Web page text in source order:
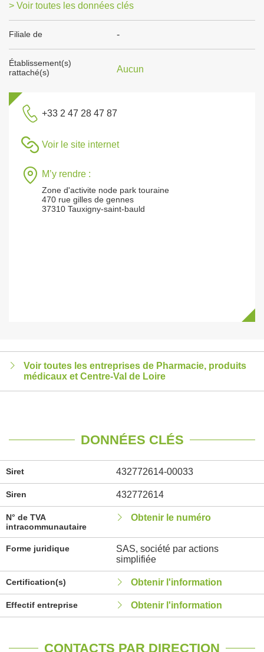
> Voir toutes les données clés
Filiale de -
Établissement(s)
rattaché(s)
Aucun
+33 2 47 28 47 87
Voir le site internet
M’y rendre :
Zone d'activite node park touraine
470 rue gilles de gennes
37310 Tauxigny-saint-bauld
Voir toutes les entreprises de Pharmacie, produits
médicaux et Centre-Val de Loire
DONNÉES CLÉS
Siret 432772614-00033
Siren 432772614
N° de TVA
intracommunautaire
Obtenir le numéro
Forme juridique
SAS, société par actions
simplifiée
Certification(s) Obtenir l'information
Effectif entreprise Obtenir l'information
CONTACTS PAR DIRECTION